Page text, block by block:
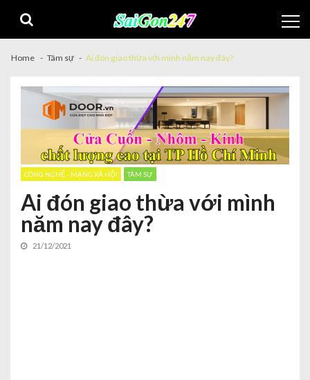
Home Tâm sự Ai đón giao thừa với mình năm nay đây?
CÔNG NGHỆ - MẠNG XÃ HỘI TÂM SỰ
Ai đón giao thừa với mình
năm nay đây?
21/12/2021